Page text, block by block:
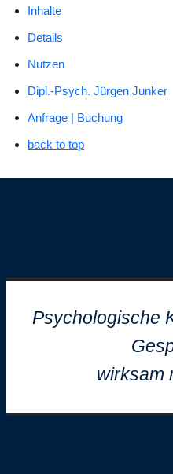
Inhalte
Details
Nutzen
Dipl.-Psych. Jürgen Junker
Anfrage | Buchung
back to top
Psychologische
wirksam